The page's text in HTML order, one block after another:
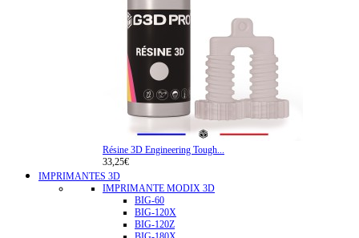
Résine 3D Engineering Tough...
33,25€
IMPRIMANTES 3D
IMPRIMANTE MODIX 3D
BIG-60
BIG-120X
BIG-120Z